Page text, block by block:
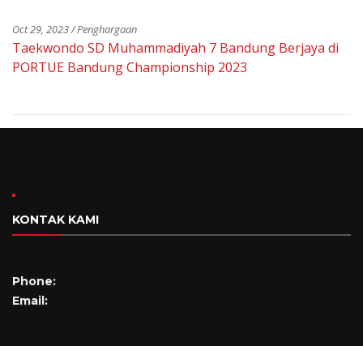
Oct 29, 2023 / Penghargaan
Taekwondo SD Muhammadiyah 7 Bandung Berjaya di
PORTUE Bandung Championship 2023
KONTAK KAMI
Phone:
Email: